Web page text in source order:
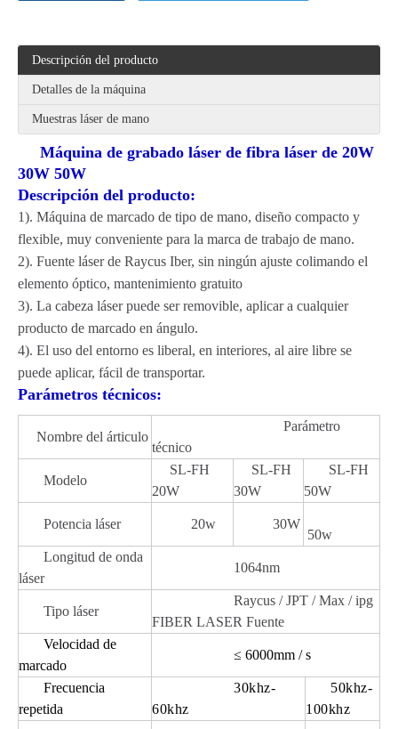
Descripción del producto
Detalles de la máquina
Muestras láser de mano
Máquina de grabado láser de fibra láser de 20W
30W 50W
Descripción del producto:
1). Máquina de marcado de tipo de mano, diseño compacto y
flexible, muy conveniente para la marca de trabajo de mano.
2). Fuente láser de Raycus Iber, sin ningún ajuste colimando el
elemento óptico, mantenimiento gratuito
3). La cabeza láser puede ser removible, aplicar a cualquier
producto de marcado en ángulo.
4). El uso del entorno es liberal, en interiores, al aire libre se
puede aplicar, fácil de transportar.
Parámetros técnicos:
Nombre del árticulo
Parámetro
técnico
Modelo
SL-FH
20W
SL-FH
30W
SL-FH
50W
Potencia láser 20w 30W
50w
Longitud de onda
láser
1064nm
Tipo láser
Raycus / JPT / Max / ipg
FIBER LASER Fuente
Velocidad de
marcado
≤ 6000mm / s
Frecuencia
repetida
30khz-
60khz
50khz-
100khz